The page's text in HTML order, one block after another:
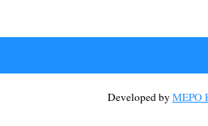
Developed by MEPO